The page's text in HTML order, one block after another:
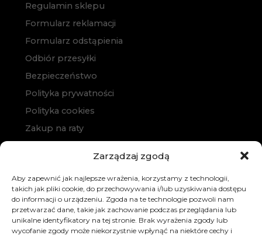
Zarządzaj zgodą
Aby zapewnić jak najlepsze wrażenia, korzystamy z technologii,
takich jak pliki cookie, do przechowywania i/lub uzyskiwania dostępu
do informacji o urządzeniu. Zgoda na te technologie pozwoli nam
przetwarzać dane, takie jak zachowanie podczas przeglądania lub
unikalne identyfikatory na tej stronie. Brak wyrażenia zgody lub
wycofanie zgody może niekorzystnie wpłynąć na niektóre cechy i
Regulamin sklepu
Formularz reklamacji
Formularz odstąpienia
Odbiór przesyłki
Bezpieczeństwo
Polityka prywatności
Polityka cookies
Zakup na raty